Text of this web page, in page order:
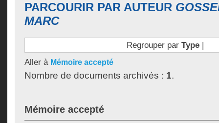
PARCOURIR PAR AUTEUR
MARC
Regrouper par Type|
Aller à Mémoire accepté
Nombre de documents archivés : 1.
Mémoire accepté